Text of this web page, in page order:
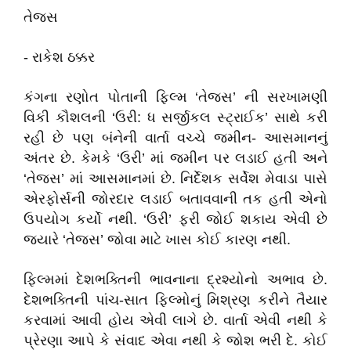
તેજસ
- રાકેશ ઠક્કર
કંગના રણોત પોતાની ફિલ્મ ‘તેજસ’ ની સરખામણી
વિકી કૌશલની ‘ઉરી: ધ સર્જીકલ સ્ટ્રાઈક’ સાથે કરી
રહી છે પણ બંનેની વાર્તા વચ્ચે જમીન- આસમાનનું
અંતર છે. કેમકે ‘ઉરી’ માં જમીન પર લડાઈ હતી અને
‘તેજસ’ માં આસમાનમાં છે. નિર્દેશક સર્વેશ મેવાડા પાસે
એરફોર્સની જોરદાર લડાઈ બતાવવાની તક હતી એનો
ઉપયોગ કર્યો નથી. ‘ઉરી’ ફરી જોઈ શકાય એવી છે
જ્યારે ‘તેજસ’ જોવા માટે ખાસ કોઈ કારણ નથી.
ફિલ્મમાં દેશભક્તિની ભાવનાના દ્રશ્યોનો અભાવ છે.
દેશભક્તિની પાંચ-સાત ફિલ્મોનું મિશ્રણ કરીને તૈયાર
કરવામાં આવી હોય એવી લાગે છે. વાર્તા એવી નથી કે
પ્રેરણા આપે કે સંવાદ એવા નથી કે જોશ ભરી દે. કોઈ